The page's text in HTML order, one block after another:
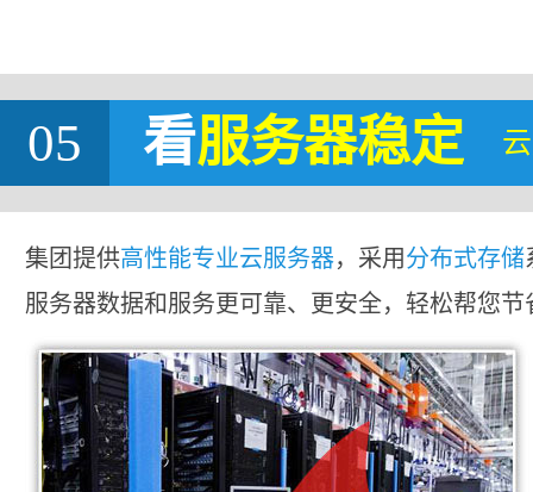
05 看服务器稳定
集团提供高性能专业云服务器，采用分布式存储
服务器数据和服务更可靠、更安全，轻松帮您节